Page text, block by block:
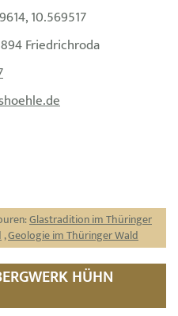
10.569517
Friedrichroda
Glastradition im Thüringer
,Geologie im Thüringer Wald
HÜHN